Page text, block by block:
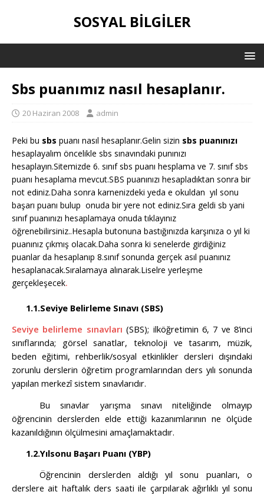
SOSYAL BILGILER
Sbs puanımız nasıl hesaplanır.
20 Haziran 2008 admin
Peki bu sbs puanı nasıl hesaplanır.Gelin sizin sbs puanınızı
hesaplayalım öncelikle sbs sınavındaki punınızı
hesaplayın.Sitemizde 6. sınıf sbs puanı hesplama ve 7. sınıf sbs
puanı hesaplama mevcut.SBS puanınızı hesapladıktan sonra bir
not ediniz.Daha sonra karnenizdeki yeda e okuldan yıl sonu
başarı puanı bulup onuda bir yere not ediniz.Sıra geldi sb yani
sınıf puanınızı hesaplamaya onuda tıklayınız
öğrenebilirsiniz..Hesapla butonuna bastığınızda karşınıza o yıl ki
puanınız çıkmış olacak.Daha sonra ki senelerde girdiğiniz
puanlar da hesaplanıp 8.sınıf sonunda gerçek asıl puanınız
hesaplanacak.Sıralamaya alınarak.Liselre yerleşme
gerçekleşecek.
1.1.Seviye Belirleme Sınavı (SBS)
Seviye belirleme sınavları (SBS); ilköğretimin 6, 7 ve 8’inci
sınıflarında; görsel sanatlar, teknoloji ve tasarım, müzik,
beden eğitimi, rehberlik/sosyal etkinlikler dersleri dışındaki
zorunlu derslerin öğretim programlarından ders yılı sonunda
yapılan merkezî sistem sınavlarıdır.
Bu sınavlar yarışma sınavı niteliğinde olmayıp
öğrencinin derslerden elde ettiği kazanımlarının ne ölçüde
kazanıldığının ölçülmesini amaçlamaktadır.
1.2.Yılsonu Başarı Puanı (YBP)
Öğrencinin derslerden aldığı yıl sonu puanları, o
derslere ait haftalık ders saati ile çarpılarak ağırlıklı yıl sonu